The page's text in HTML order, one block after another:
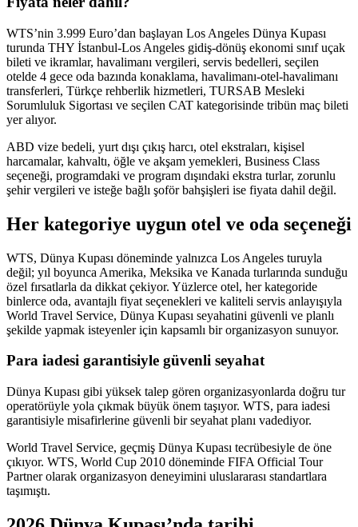
WTS’nin 3.999 Euro’dan başlayan Los Angeles Dünya Kupası
turunda THY İstanbul-Los Angeles gidiş-dönüş ekonomi sınıf uçak
bileti ve ikramlar, havalimanı vergileri, servis bedelleri, seçilen
otelde 4 gece oda bazında konaklama, havalimanı-otel-havalimanı
transferleri, Türkçe rehberlik hizmetleri, TURSAB Mesleki
Sorumluluk Sigortası ve seçilen CAT kategorisinde tribün maç bileti
yer alıyor.
ABD vize bedeli, yurt dışı çıkış harcı, otel ekstraları, kişisel
harcamalar, kahvaltı, öğle ve akşam yemekleri, Business Class
seçeneği, programdaki ve program dışındaki ekstra turlar, zorunlu
şehir vergileri ve isteğe bağlı şoför bahşişleri ise fiyata dahil değil.
Her kategoriye uygun otel ve oda seçeneği
WTS, Dünya Kupası döneminde yalnızca Los Angeles turuyla
değil; yıl boyunca Amerika, Meksika ve Kanada turlarında sunduğu
özel fırsatlarla da dikkat çekiyor. Yüzlerce otel, her kategoride
binlerce oda, avantajlı fiyat seçenekleri ve kaliteli servis anlayışıyla
World Travel Service, Dünya Kupası seyahatini güvenli ve planlı
şekilde yapmak isteyenler için kapsamlı bir organizasyon sunuyor.
Para iadesi garantisiyle güvenli seyahat
Dünya Kupası gibi yüksek talep gören organizasyonlarda doğru tur
operatörüyle yola çıkmak büyük önem taşıyor. WTS, para iadesi
garantisiyle misafirlerine güvenli bir seyahat planı vadediyor.
World Travel Service, geçmiş Dünya Kupası tecrübesiyle de öne
çıkıyor. WTS, World Cup 2010 döneminde FIFA Official Tour
Partner olarak organizasyon deneyimini uluslararası standartlara
taşımıştı.